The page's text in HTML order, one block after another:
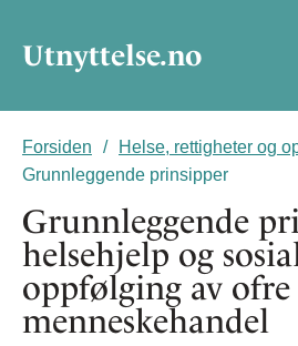
Utnyttelse.no
Forsiden
Helse, rettigheter og
Grunnleggende prinsipper
Grunnleggende
helsehjelp og
oppfølging av
menneskehandel